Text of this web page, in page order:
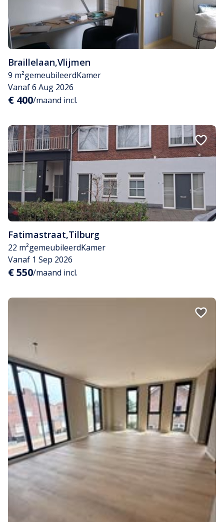
Braillelaan,Vlijmen
9 m²gemeubileerdKamer
Vanaf 6 Aug 2026
€ 400/maand incl.
Fatimastraat,Tilburg
22 m²gemeubileerdKamer
Vanaf 1 Sep 2026
€ 550/maand incl.